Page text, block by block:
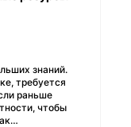
знаний.
требуется
раньше
чтобы